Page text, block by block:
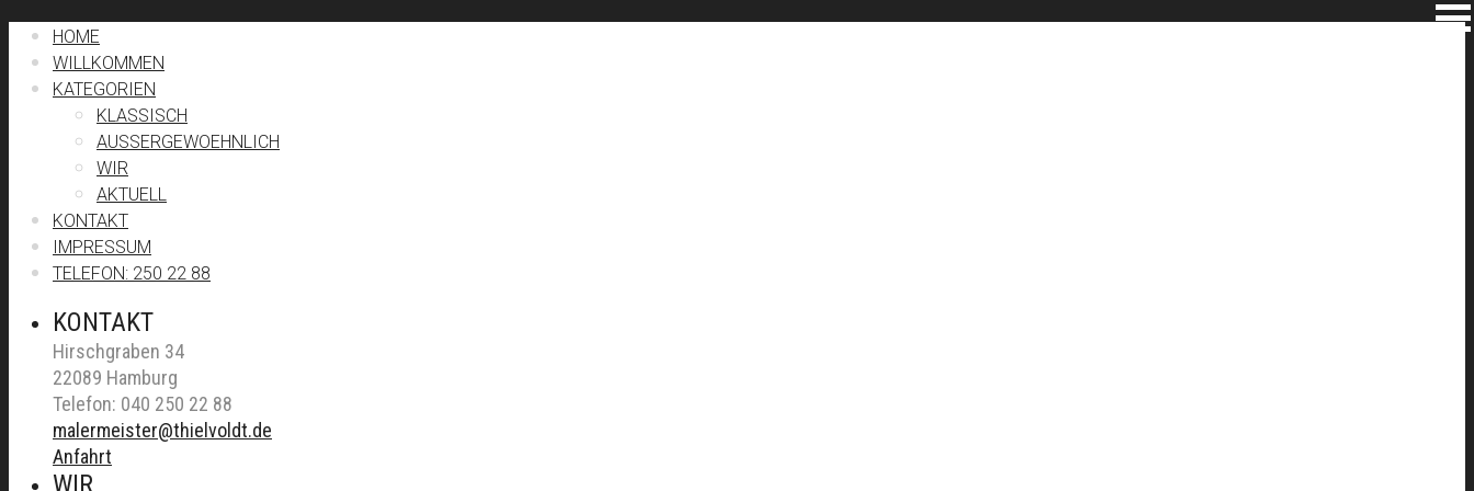
HOME
WILLKOMMEN
KATEGORIEN
KLASSISCH
AUSSERGEWOEHNLICH
WIR
AKTUELL
KONTAKT
IMPRESSUM
TELEFON: 250 22 88
KONTAKT
Hirschgraben 34
22089 Hamburg
Telefon: 040 250 22 88
malermeister@thielvoldt.de
Anfahrt
WIR